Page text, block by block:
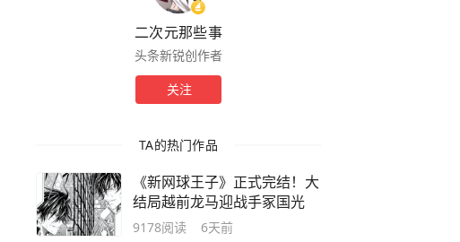
二次元那些事
头条新锐创作者
关注
TA的热门作品
《新网球王子》正式完结！大
结局越前龙马迎战手冢国光
9178阅读 6天前